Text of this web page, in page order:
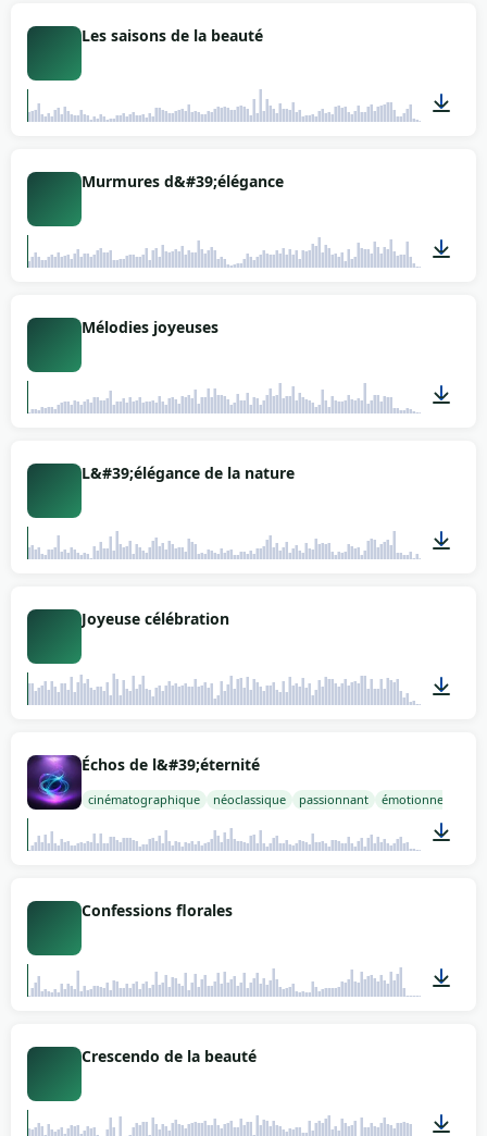
Les saisons de la beauté
Murmures d&#39;élégance
Mélodies joyeuses
L&#39;élégance de la nature
Joyeuse célébration
Échos de l&#39;éternité
cinématographique néoclassique passionnant émotionnel
Confessions florales
Crescendo de la beauté